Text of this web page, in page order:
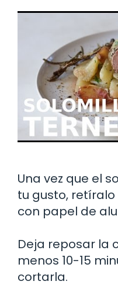
Una vez que el
tu gusto,
con papel de
Deja reposar la
menos 10-15
cortarla.